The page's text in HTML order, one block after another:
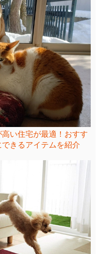
い住宅が最適！おすす
きるアイテムを紹介